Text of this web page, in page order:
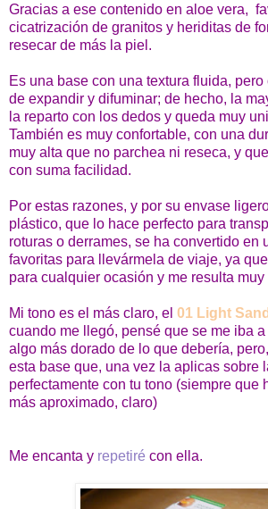
Gracias a ese contenido en aloe vera,
cicatrización de granitos y heriditas de
resecar de más la piel.
Es una base con una textura fluida, pero
de expandir y difuminar; de hecho, la
la reparto con los dedos y queda muy
También es muy confortable, con una
muy alta que no parchea ni reseca, y
con suma facilidad.
Por estas razones, y por su envase
plástico, que lo hace perfecto para
roturas o derrames, se ha convertido en
favoritas para llevármela de viaje, ya
para cualquier ocasión y me resulta muy
Mi tono es el más claro, el 01 Light Sand
cuando me llegó, pensé que se me iba
algo más dorado de lo que debería,
esta base que, una vez la aplicas sobre
perfectamente con tu tono (siempre que
más aproximado, claro)
Me encanta y repetiré con ella.